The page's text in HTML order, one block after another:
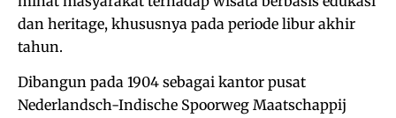
dan heritage, khususnya pada periode libur akhir
tahun.
Dibangun pada 1904 sebagai kantor pusat
Nederlandsch-Indische Spoorweg Maatschappij